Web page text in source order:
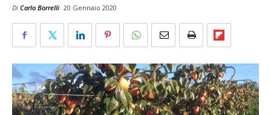
Di Carlo Borrelli 20 Gennaio 2020